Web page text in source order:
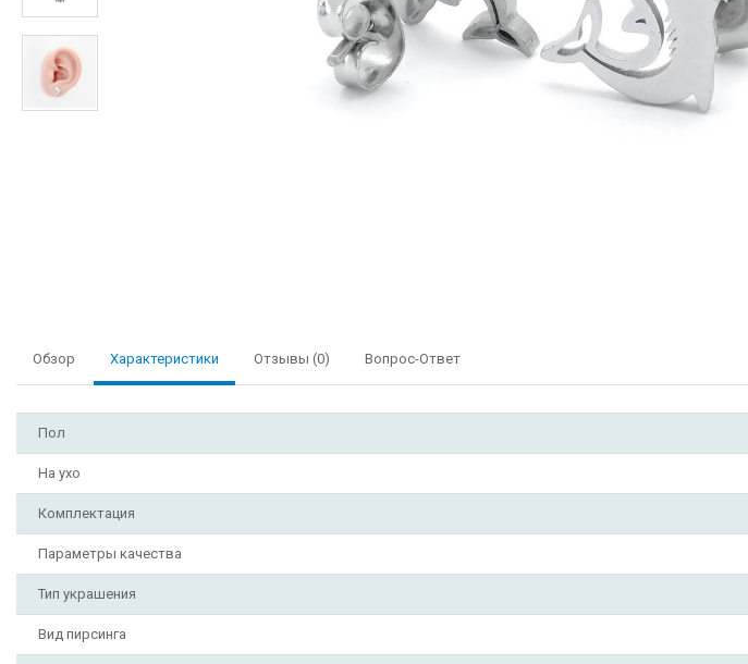
Обзор Характеристики Отзывы (0) Вопрос-Ответ
Пол
На ухо
Комплектация
Параметры качества
Тип украшения
Вид пирсинга